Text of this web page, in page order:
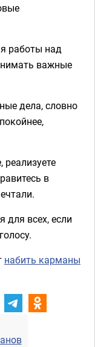
работы над
важные
дела, словно
в
для всех, если
набить карманы